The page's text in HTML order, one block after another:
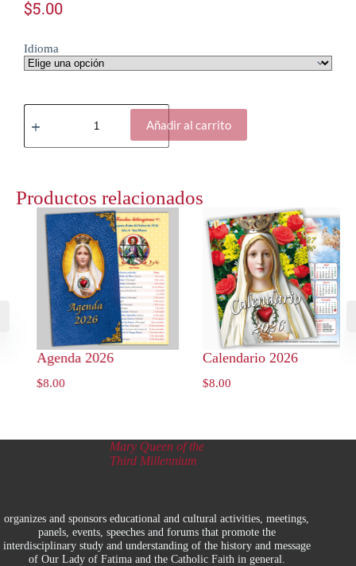
$5.00
Idioma
Añadir al carrito
Productos relacionados
Agenda 2026
8.00
Calendario 2026
8.00
Mary Queen of the
Third Millennium
organizes and sponsors educational and cultural activities, meetings,
panels, events, speeches and forums that promote the
interdisciplinary study and understanding of the history and message
of Our Lady of Fatima and the Catholic Faith in general.